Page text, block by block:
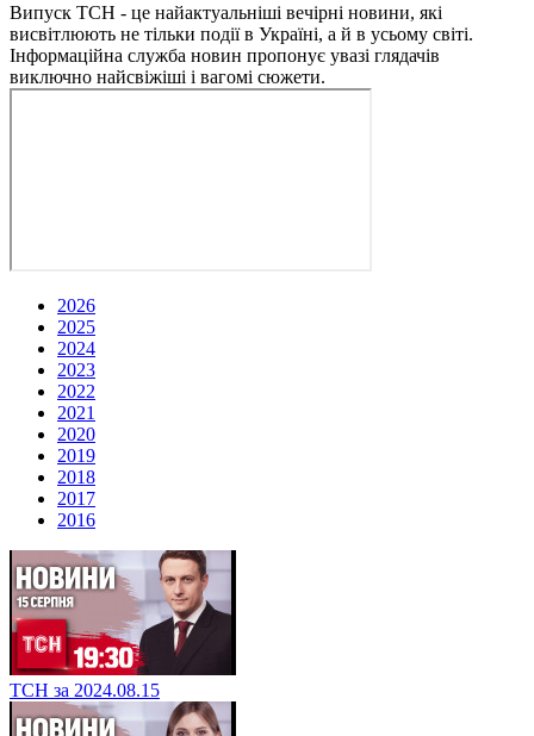
Випуск ТСН - це найактуальніші вечірні новини, які
висвітлюють не тільки події в Україні, а й в усьому світі.
Інформаційна служба новин пропонує увазі глядачів
виключно найсвіжіші і вагомі сюжети.
2026
2025
2024
2023
2022
2021
2020
2019
2018
2017
2016
ТСН за 2024.08.15